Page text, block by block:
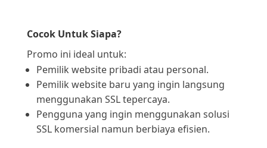
Cocok Untuk Siapa?
Promo ini ideal untuk:
Pemilik website pribadi atau personal.
Pemilik website baru yang ingin langsung
menggunakan SSL tepercaya.
Pengguna yang ingin menggunakan solusi
SSL komersial namun berbiaya efisien.